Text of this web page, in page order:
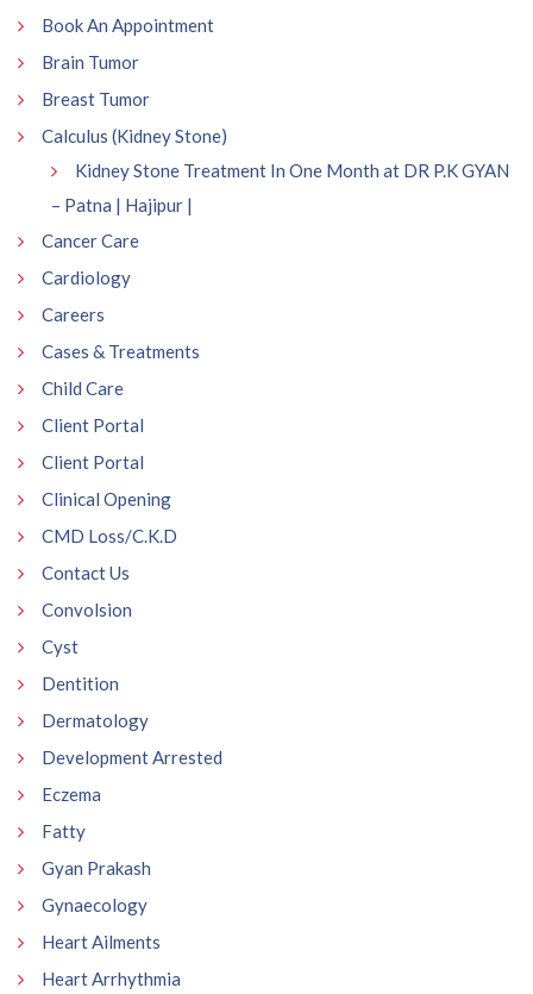
Book An Appointment
Brain Tumor
Breast Tumor
Calculus (Kidney Stone)
Kidney Stone Treatment In One Month at DR P.K GYAN
– Patna | Hajipur |
Cancer Care
Cardiology
Careers
Cases & Treatments
Child Care
Client Portal
Client Portal
Clinical Opening
CMD Loss/C.K.D
Contact Us
Convolsion
Cyst
Dentition
Dermatology
Development Arrested
Eczema
Fatty
Gyan Prakash
Gynaecology
Heart Ailments
Heart Arrhythmia